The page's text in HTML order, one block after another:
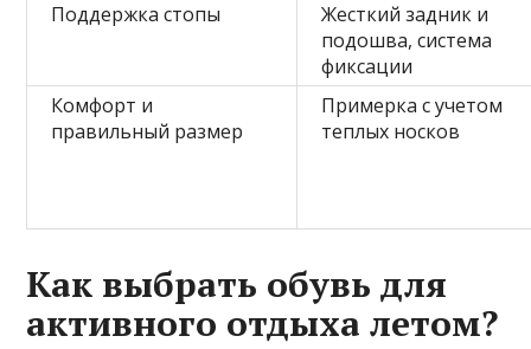
Поддержка стопы
Жесткий задник и
подошва, система
фиксации
Комфорт и
правильный размер
Примерка с учетом
теплых носков
Как выбрать обувь для
активного отдыха летом?